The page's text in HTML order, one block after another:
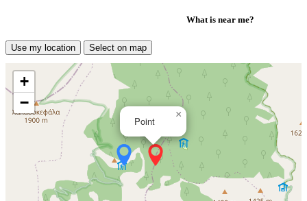
What is near me?
Use my location Select on map
Point
×
+
−